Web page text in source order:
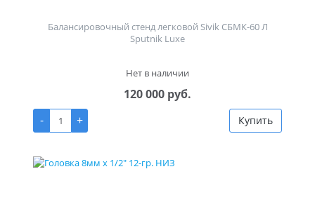
Балансировочный стенд легковой Sivik СБМК-60 Л
Sputnik Luxe
Нет в наличии
120 000 руб.
-
+ Купить